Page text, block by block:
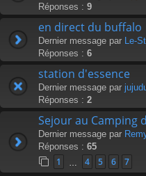
Réponses : 9
en direct du buffalo
Dernier message par Le-
Réponses : 6
station d'essence
Dernier message par
Réponses : 2
Sejour au Camping
Dernier message par
Réponses : 65
1 4 5 6 7